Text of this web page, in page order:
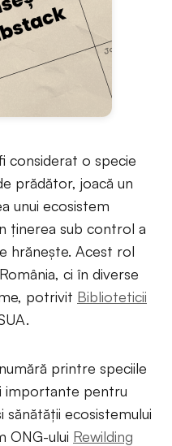
considerat o specie
prădător, joacă un
unui ecosistem
ținerea sub control a
hrănește. Acest rol
ci în diverse
potrivit Biblioteticii
printre speciile
importante pentru
ecosistemului
ONG-ului Rewilding